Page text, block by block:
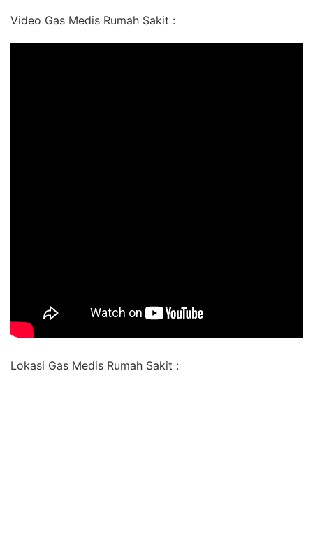
Video Gas Medis Rumah Sakit :
Lokasi Gas Medis Rumah Sakit :